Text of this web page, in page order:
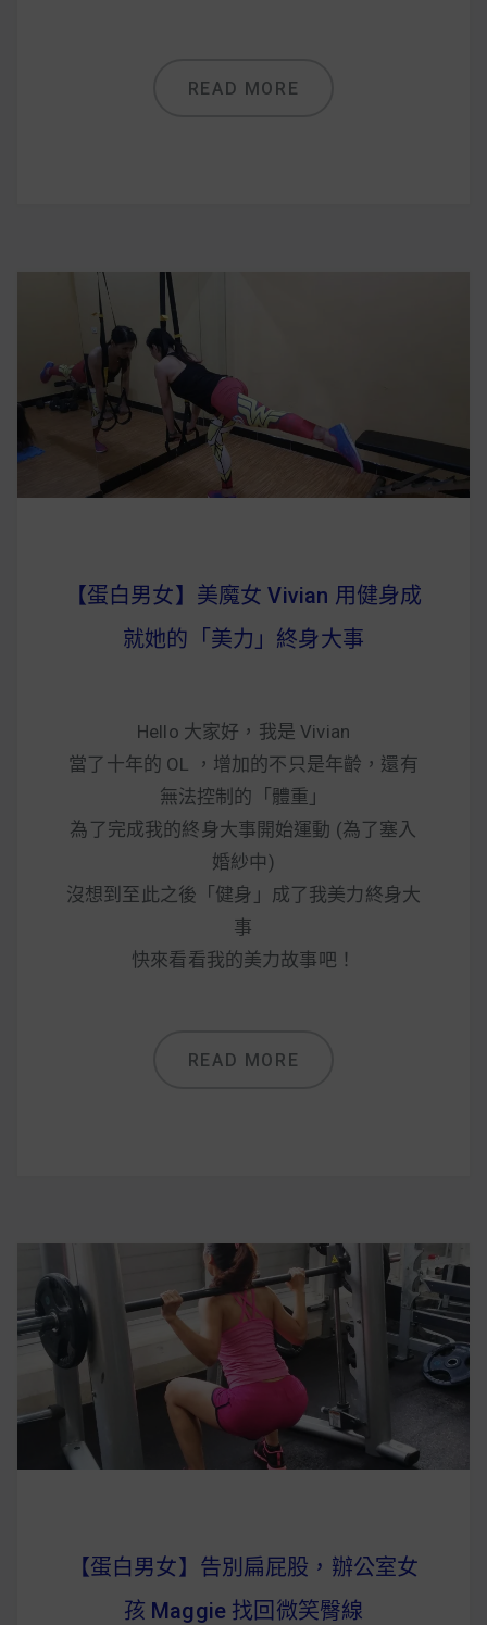
READ MORE
【蛋白男女】美魔女 Vivian 用健身成
就她的「美力」終身大事
Hello 大家好，我是 Vivian
當了十年的 OL ，增加的不只是年齡，還有
無法控制的「體重」
為了完成我的終身大事開始運動 (為了塞入
婚紗中)
沒想到至此之後「健身」成了我美力終身大
事
快來看看我的美力故事吧！
READ MORE
【蛋白男女】告別扁屁股，辦公室女
孩 Maggie 找回微笑臀線